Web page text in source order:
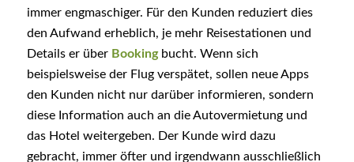
immer engmaschiger. Für den Kunden reduziert dies
den Aufwand erheblich, je mehr Reisestationen und
Details er über Bookingbucht. Wenn sich
beispielsweise der Flug verspätet, sollen neue Apps
den Kunden nicht nur darüber informieren, sondern
diese Information auch an die Autovermietung und
das Hotel weitergeben. Der Kunde wird dazu
gebracht, immer öfter und irgendwann ausschließlich